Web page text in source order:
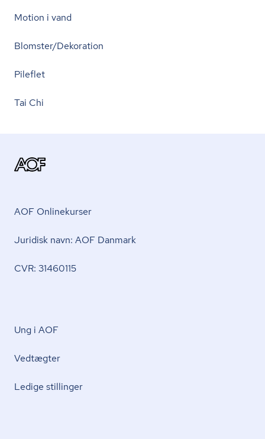
Motion i vand
Blomster/Dekoration
Pileflet
Tai Chi
AOF Onlinekurser
Juridisk navn: AOF Danmark
CVR: 31460115
Ung i AOF
Vedtægter
Ledige stillinger